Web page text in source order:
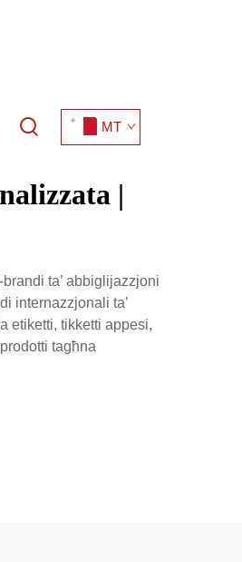
MT
|
ta’ abbiglijazzjoni
internazzjonali ta’
etiketti, tikketti appesi,
tagħna